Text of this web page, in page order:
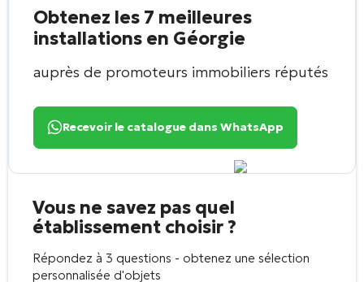
Obtenez les 7 meilleures
installations en Géorgie
auprès de promoteurs immobiliers réputés
Recevoir le catalogue dans WhatsApp
Vous ne savez pas quel
établissement choisir ?
Répondez à 3 questions - obtenez une sélection
personnalisée d'objets